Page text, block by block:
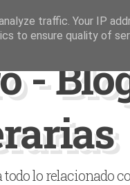
-
lo relacionado
traffic. Your IP
to ensure quality of